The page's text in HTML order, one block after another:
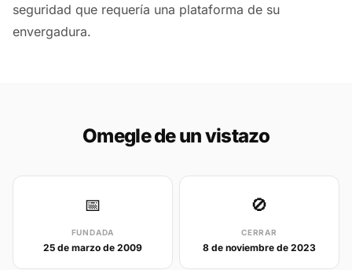
seguridad que requería una plataforma de su
envergadura.
Omegle de un vistazo
📅
FUNDADA
25 de marzo de 2009
🚫
CERRAR
8 de noviembre de 2023